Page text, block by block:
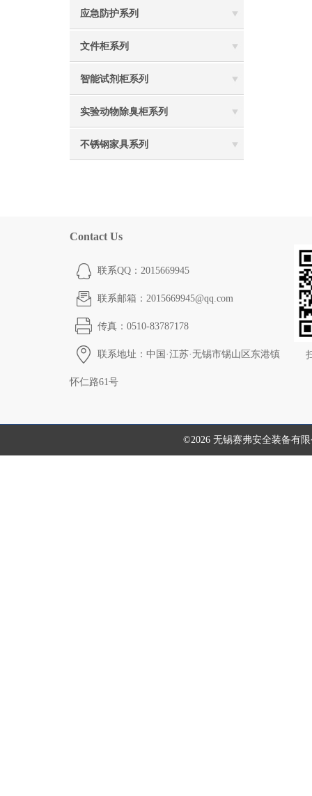
应急防护系列
文件柜系列
智能试剂柜系列
实验动物除臭柜系列
不锈钢家具系列
Contact Us
联系QQ：2015669945
联系邮箱：2015669945@qq.com
传真：0510-83787178
联系地址：中国·江苏·无锡市锡山区东港镇
怀仁路61号
©2026 无锡赛弗安全装备有